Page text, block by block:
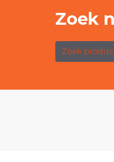
Zoek
Zoek